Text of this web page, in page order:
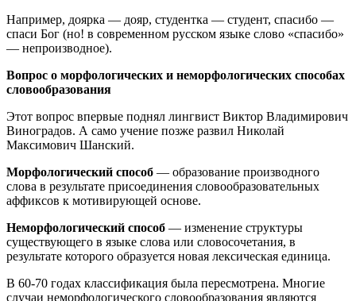
Например, доярка — дояр, студентка — студент, спасибо —
спаси Бог (но! в современном русском языке слово «спасибо»
— непроизводное).
Вопрос о морфологических и неморфологических способах
словообразования
Этот вопрос впервые поднял лингвист Виктор Владимирович
Виноградов. А само учение позже развил Николай
Максимович Шанский.
Морфологический способ — образование производного
слова в результате присоединения словообразовательных
аффиксов к мотивирующей основе.
Неморфологический способ — изменение структуры
существующего в языке слова или словосочетания, в
результате которого образуется новая лексическая единица.
В 60-70 годах классификация была пересмотрена. Многие
случаи неморфологического словообразования являются